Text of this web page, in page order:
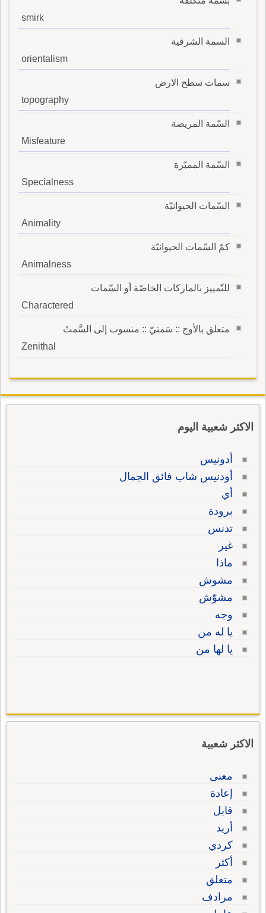
smirk
السمة الشرقية
orientalism
سمات سطح الارض
topography
السّمة المريضة
Misfeature
السّمة المميّزة
Specialness
السّمات الحيوانيّة
Animality
كمّ السّمات الحيوانيّة
Animalness
للتّمييز بالماركات الخاصّة أو السّمات
Charactered
متعلق بالأوج :: سَمتيّ :: منسوب إلى السَّمتْ
Zenithal
الاكثر شعبية اليوم
أدونيس
أودنيس شاب فائق الجمال
أي
برودة
تدنس
غير
ماذا
مشوش
مشوّش
وجه
يا له من
يا لها من
الاكثر شعبية
معنى
إعادة
قابل
أريد
كردي
أكثر
متعلق
مرادف